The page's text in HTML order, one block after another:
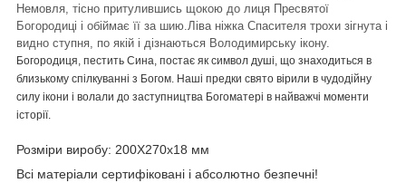
Немовля, тісно притулившись щокою до лиця Пресвятої
Богородиці і обіймає її за шию.Ліва ніжка Спасителя трохи зігнута і
видно ступня, по якій і дізнаються Володимирську ікону.
Богородиця, пестить Сина, постає як символ душі, що знаходиться в
близькому спілкуванні з Богом. Наші предки свято вірили в чудодійну
силу ікони і волали до заступництва Богоматері в найважчі моменти
історії.
Розміри виробу: 200Х270х18 мм
Всі матеріали сертифіковані і абсолютно безпечні!